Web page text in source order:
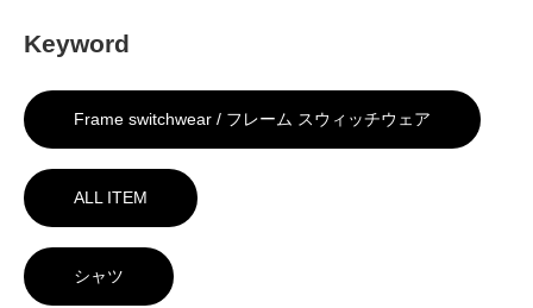
Keyword
Frame switchwear / フレーム スウィッチウェア
ALL ITEM
シャツ